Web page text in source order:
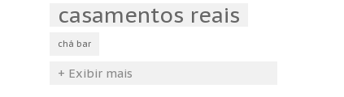
casamentos reais
chá bar
+ Exibir mais